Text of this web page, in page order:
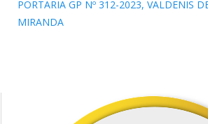
PORTARIA GP Nº 312-2023, VALDENIS
MIRANDA